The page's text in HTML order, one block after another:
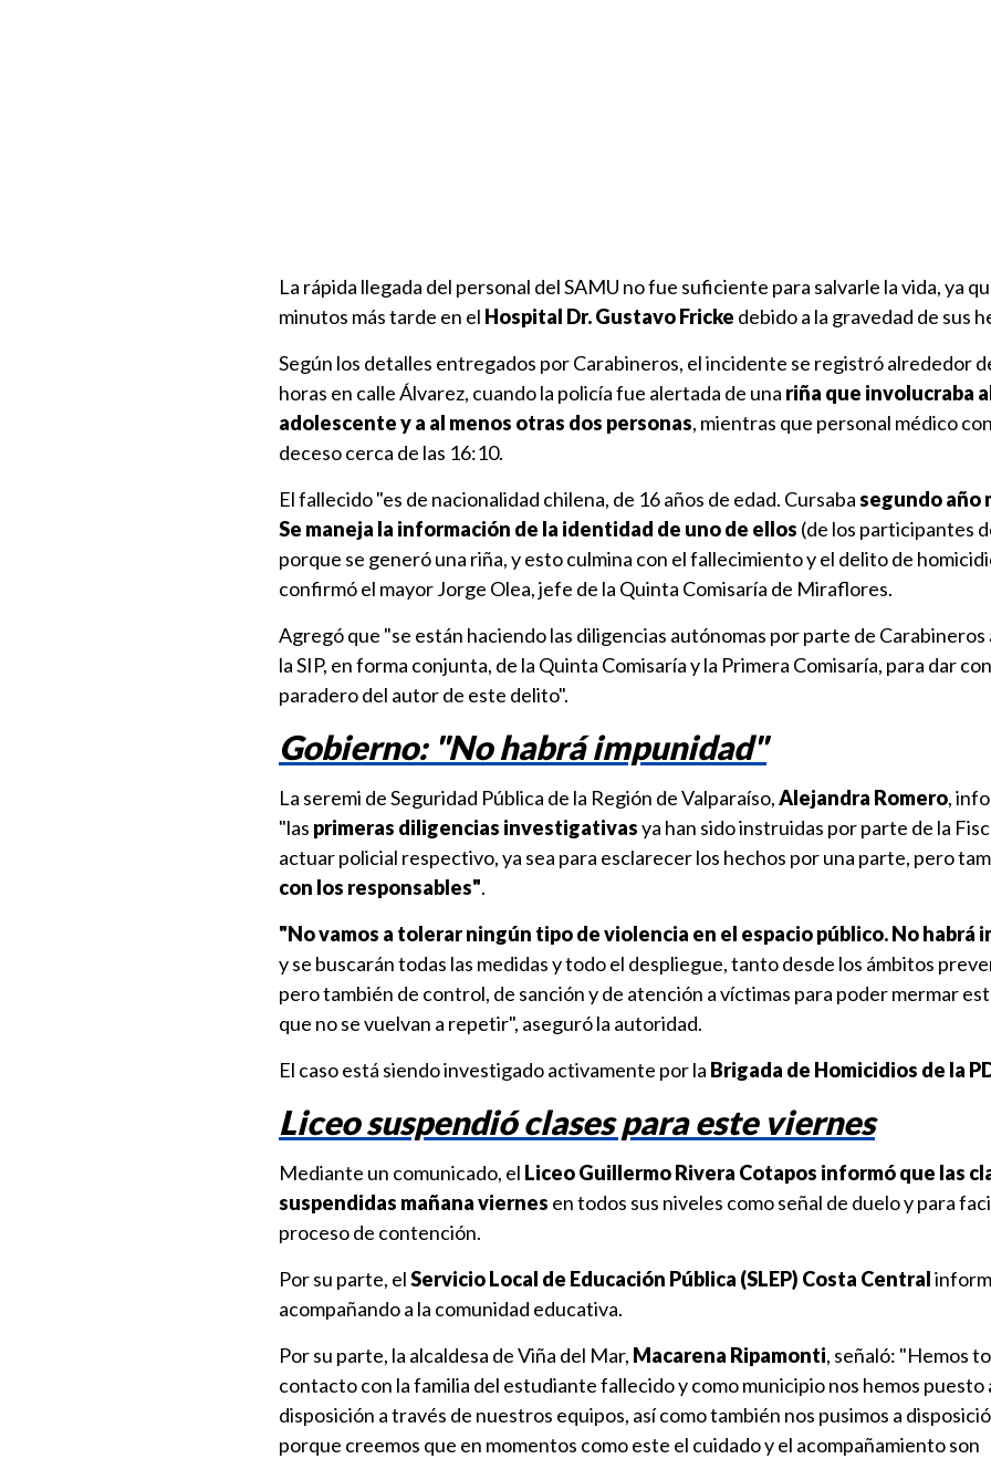
La rápida llegada del personal del SAMU no fue suficiente para salvarle la vida, ya
minutos más tarde en el Hospital Dr. Gustavo Fricke debido a la gravedad de sus
Según los detalles entregados por Carabineros, el incidente se registró alrededor
horas en calle Álvarez, cuando la policía fue alertada de una riña que involucraba
adolescente y a al menos otras dos personas, mientras que personal médico
deceso cerca de las 16:10.
El fallecido "es de nacionalidad chilena, de 16 años de edad. Cursabasegundo año
Se maneja la información de la identidad de uno de ellos (de los participantes
porque se generó una riña, y esto culmina con el fallecimiento y el delito de
confirmó el mayor Jorge Olea, jefe de la Quinta Comisaría de Miraflores.
Agregó que "se están haciendo las diligencias autónomas por parte de Carabineros
la SIP, en forma conjunta, de la Quinta Comisaría y la Primera Comisaría, para dar
paradero del autor de este delito".
Gobierno: "No habrá impunidad"
La seremi de Seguridad Pública de la Región de Valparaíso,Alejandra Romero,
"las primeras diligencias investigativasya han sido instruidas por parte de la
actuar policial respectivo, ya sea para esclarecer los hechos por una parte, pero
con los responsables".
"No vamos a tolerar ningún tipo de violencia en el espacio público. No habrá
y se buscarán todas las medidas y todo el despliegue, tanto desde los ámbitos
pero también de control, de sanción y de atención a víctimas para poder mermar
que no se vuelvan a repetir", aseguró la autoridad.
El caso está siendo investigado activamente por la Brigada de Homicidios de la
Liceo suspendió clases para este viernes
Mediante un comunicado, el Liceo Guillermo Rivera Cotapos informó que las
suspendidas mañana viernes en todos sus niveles como señal de duelo y para
proceso de contención.
Por su parte, elServicio Local de Educación Pública (SLEP) Costa Central
acompañando a la comunidad educativa.
Por su parte, la alcaldesa de Viña del Mar, Macarena Ripamonti, señaló: "Hemos
contacto con la familia del estudiante fallecido y como municipio nos hemos puesto
disposición a través de nuestros equipos, así como también nos pusimos a
porque creemos que en momentos como este el cuidado y el acompañamiento son